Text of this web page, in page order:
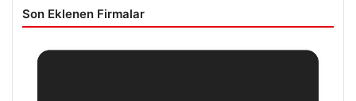
Son Eklenen Firmalar